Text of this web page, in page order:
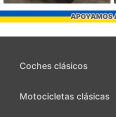
APOYAMOS
Coches clásicos
Motocicletas clásicas